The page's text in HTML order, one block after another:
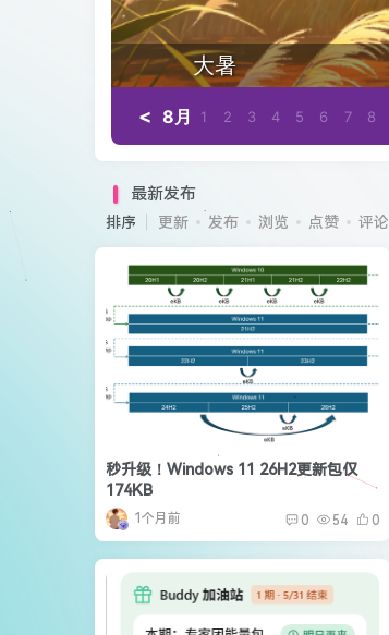
大暑
< 8月 1 2 3 4 5 6 7 8
最新发布
排序 更新 发布 浏览 点赞 评论
秒升级！Windows 11 26H2更新包仅
174KB
1个月前 0 54 0